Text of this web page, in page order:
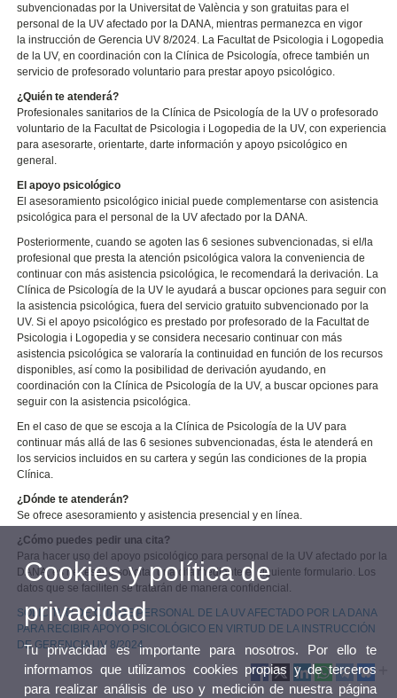
subvencionadas por la Universitat de València y son gratuitas para el
personal de la UV afectado por la DANA, mientras permanezca en vigor
la instrucción de Gerencia UV 8/2024. La Facultat de Psicologia i Logopedia
de la UV, en coordinación con la Clínica de Psicología, ofrece también un
servicio de profesorado voluntario para prestar apoyo psicológico.
¿Quién te atenderá?
Profesionales sanitarios de la Clínica de Psicología de la UV o profesorado
voluntario de la Facultat de Psicologia i Logopedia de la UV, con experiencia
para asesorarte, orientarte, darte información y apoyo psicológico en
general.
El apoyo psicológico
El asesoramiento psicológico inicial puede complementarse con asistencia
psicológica para el personal de la UV afectado por la DANA.
Posteriormente, cuando se agoten las 6 sesiones subvencionadas, si el/la
profesional que presta la atención psicológica valora la conveniencia de
continuar con más asistencia psicológica, le recomendará la derivación. La
Clínica de Psicología de la UV le ayudará a buscar opciones para seguir con
la asistencia psicológica, fuera del servicio gratuito subvencionado por la
UV. Si el apoyo psicológico es prestado por profesorado de la Facultat de
Psicologia i Logopedia y se considera necesario continuar con más
asistencia psicológica se valoraría la continuidad en función de los recursos
disponibles, así como la posibilidad de derivación ayudando, en
coordinación con la Clínica de Psicología de la UV, a buscar opciones para
seguir con la asistencia psicológica.
En el caso de que se escoja a la Clínica de Psicología de la UV para
continuar más allá de las 6 sesiones subvencionadas, ésta le atenderá en
los servicios incluidos en su cartera y según las condiciones de la propia
Clínica.
¿Dónde te atenderán?
Se ofrece asesoramiento y asistencia presencial y en línea.
¿Cómo puedes pedir una cita?
Para hacer uso del apoyo psicológico para personal de la UV afectado por la
DANA, es necesario solicitar una cita mediante el siguiente formulario. Los
datos que se faciliten se tratarán de manera confidencial.
SOLICITUD DE CITA DE PERSONAL DE LA UV AFECTADO POR LA DANA
PARA RECIBIR APOYO PSICOLÓGICO EN VIRTUD DE LA INSTRUCCIÓN
DE GERENCIA UV 8/2024
Cookies y política de
privacidad
Tu privacidad es importante para nosotros. Por ello te
informamos que utilizamos cookies propias y de terceros
para realizar análisis de uso y medición de nuestra página